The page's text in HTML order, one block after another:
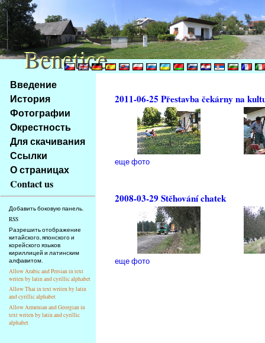
Na
obsah
stránky
Klávesové
zkratky
tomto
webu
základní
strana
Введение
История
Фотографии
Окрестность
Для скачивания
Ссылки
О страницах
Contact us
Добавить боковую панель.
RSS
Разрешить отображение
китайского, японского и
корейского языков
кириллицей и латинским
алфавитом.
Allow Arabic and Persian in text
writen by latin and cyrillic alphabet
Allow Thai in text writen by latin
and cyrillic alphabet
Allow Armenian and Georgian in
text writen by latin and cyrillic
alphabet
2011-06-25 Přestavba čekárny na
еще фото
2008-03-29 Stěhování chatek
еще фото
Benetice
Benetice